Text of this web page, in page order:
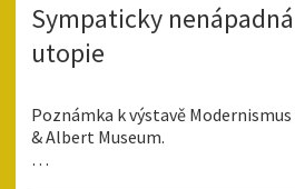
Sympaticky
utopie
Poznámka k výstavě
& Albert Museum.
…